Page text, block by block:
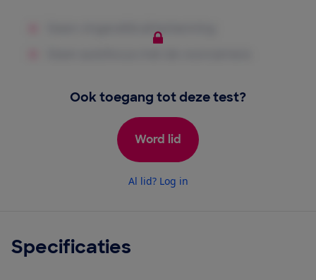
Ook toegang tot deze test?
Word lid
Al lid? Log in
Specificaties